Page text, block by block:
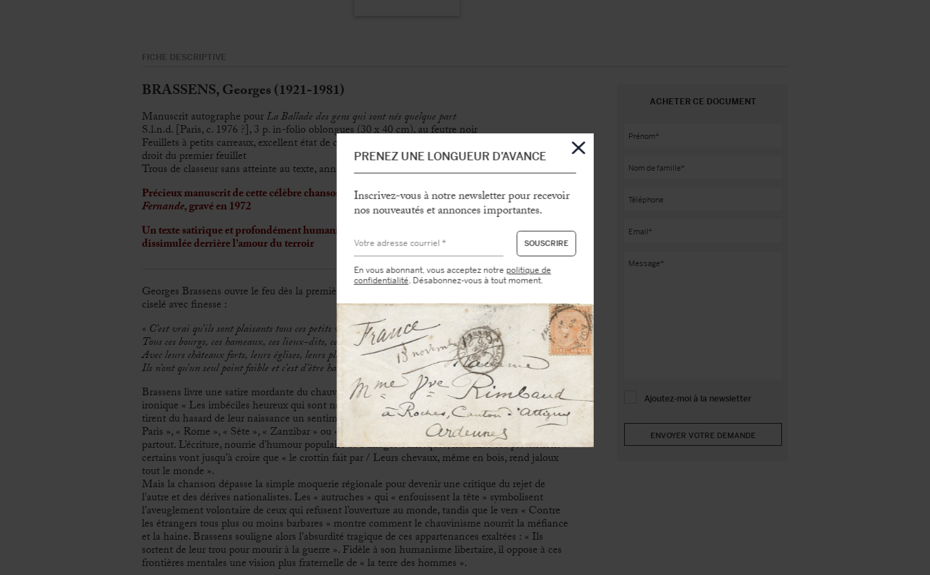
FICHE DESCRIPTIVE
BRASSENS, Georges (1921-1981)
Manuscrit autographe pourLa Ballade des gens qui sont nés quelque part
S.l.n.d. [Paris, c. 1976 ?], 3 p. in-folio oblongues (30 x 40 cm), au feutre noir
Feuillets à petits carreaux, excellent état de conservation hormis une petite tache au coin inférieur
droit du premier feuillet
Trous de classeur sans atteinte au texte, annotations typographiques à la mine de plomb
Précieux manuscrit de cette célèbre chanson du poète sétois, figurant sur le mythique album
Fernande, gravé en 1972
Un texte satirique et profondément humaniste de Brassens, dénonçant la haine de l’étranger
dissimulée derrière l’amour du terroir
Georges Brassens ouvre le feu dès la première strophe, laissant d’emblée entrevoir un texte ciblé,
ciselé avec finesse :
« C’est vrai qu’ils sont plaisants tous ces petits villages
Tous ces bourgs, ces hameaux, ces lieux-dits, ces cités
Avec leurs châteaux forts, leurs églises, leurs plages
Ils n’ont qu’un seul point faible et c’est d’être habités »
Brassenslivre une satire mordante du chauvinisme et de « l’esprit de clocher ». Derrière le refrain
ironique « Les imbéciles heureux qui sont nés quelque part », le poète sétois dénonce ceux qui
tirent du hasard de leur naissance un sentiment de supériorité. Il multiplie ainsi les références à «
Paris », « Rome », « Sète », « Zanzibar » ou « Montcuq » pour montrer que cette vanité existe
partout. L’écriture, nourrie d’humour populaire et d’images burlesques, ridiculise ces prétentions :
certains vont jusqu’à croire que « le crottin fait par / Leurs chevaux, même en bois, rend jaloux
tout le monde ».
Mais la chanson dépasse la simple moquerie régionale pour devenir une critique du rejet de
l’autre et des dérives nationalistes. Les « autruches » qui « enfouissent la tête » symbolisent
l’aveuglement volontaire de ceux qui refusent l’ouverture au monde, tandis que le vers « Contre
les étrangers tous plus ou moins barbares » montre comment le chauvinisme nourrit la méfiance
et la haine. Brassens souligne alors l’absurdité tragique de ces appartenances exaltées : « Ils
sortent de leur trou pour mourir à la guerre ». Fidèle à son humanisme libertaire, il oppose à ces
frontières mentales une vision plus fraternelle de « la terre des hommes ».
ACHETER CE DOCUMENT
Ajoutez-moi à la newsletter
PRENEZ UNE LONGUEUR D’AVANCE
Inscrivez-vous à notre newsletter pour recevoir
nos nouveautés et annonces importantes.
En vous abonnant, vous acceptez notre politique de
confidentialité. Désabonnez-vous à tout moment.